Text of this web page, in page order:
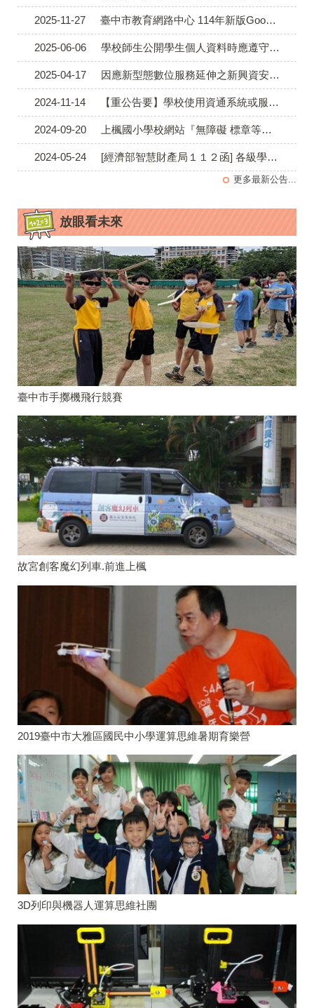
2025-11-27 臺中市教育網路中心 114年新版Google Workspace 服務使用規範
2025-06-06 學校師生公開學生個人資料時應遵守個人資料保護法
2025-04-17 因應新型態數位服務延伸之新興資安風險，各公務機關應遵循「各機關對危害國家資通安全產品限制使用原則」
2024-11-14 【重公告要】學校使用資通系統或服務蒐集及使用個人資料之 注意事項
2024-09-20 上楓國小學校網站『無障礙 標章等級：A 級』檢測通過
2024-05-24 [經濟部智慧財產局１１２函] 各級學校於校園課間或校內各場所使用音樂之需求，合法與否？
更多最新公告...
放眼看未來
臺中市手擲機飛行競賽
故宮創客魔幻列車.前進上楓
2019臺中市大雅區國民中小學運算思維暑期育樂營
3D列印與機器人運算思維社團